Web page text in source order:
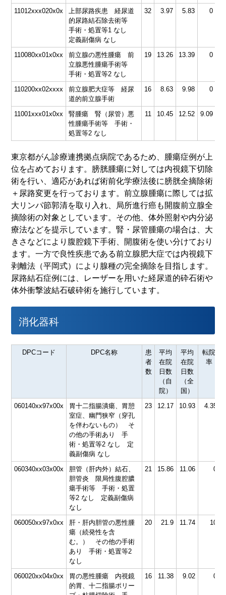
11012xxx020x0x
上部尿路疾患 経尿道
的尿路結石除去術等
手術・処置等1 なし
定義副傷病 なし
32 3.97 5.83 0
110080xx01x0xx
前立腺の悪性腫瘍 前
立腺悪性腫瘍手術等
手術・処置等2 なし
19 13.26 13.39 0
110200xx02xxxx
前立腺肥大症等 経尿
道的前立腺手術
16 8.63 9.98 0
11001xxx01x0xx
腎腫瘍 腎（尿管）悪
性腫瘍手術等 手術・
処置等2 なし
11 10.45 12.52 9.09
東京都がん診療連携拠点病院であるため、腫瘍症例が上
位を占めております。膀胱腫瘍に対しては内視鏡下切除
術を行い、適応があれば術前化学療法後に膀胱全摘除術
＋尿路変更を行っております。前立腺腫瘍に際しては拡
大リンパ節郭清を取り入れ、局所進行癌も開腹前立腺全
摘除術の対象としています。その他、体外照射や内分泌
療法などを提示しています。腎・尿管腫瘍の場合は、大
きさなどにより腹腔鏡下手術、開腹術を使い分けており
ます。一方で良性疾患である前立腺肥大症では内視鏡下
剥離法（平岡式）により腺種の完全摘除を目指します。
尿路結石症例には、レーザーを用いた経尿道的砕石術や
体外衝撃波結石破砕術を施行しています。
消化器科
DPCコード DPC名称
患
者
数
平均
在院
日数
（自
院）
平均
在院
日数
（全
国）
転院
率
060140xx97x00x
胃十二指腸潰瘍、胃憩
室症、幽門狭窄（穿孔
を伴わないもの） そ
の他の手術あり 手
術・処置等2 なし 定
義副傷病 なし
23 12.17 10.93 4.35
060340xx03x00x
胆管（肝内外）結石、
胆管炎 限局性腹腔膿
瘍手術等 手術・処置
等2 なし 定義副傷病
なし
21 15.86 11.06 0
060050xx97x0xx
肝・肝内胆管の悪性腫
瘍（続発性を含
む。） その他の手術
あり 手術・処置等2
なし
20 21.9 11.74 10
060020xx04x0xx
胃の悪性腫瘍 内視鏡
的胃、十二指腸ポリー
16 11.38 9.02 0